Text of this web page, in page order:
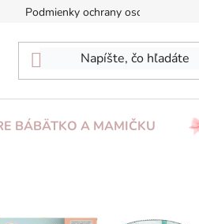
Podmienky ochrany osobných
BÁBÄTKO A MAMIČKU